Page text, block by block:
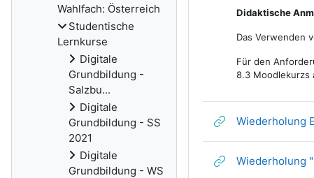
Didaktische
Das Verwenden
Für den
8.3 Moodlekurzs
Wiederholung
Wiederholung
Wahlfach: Österreich
Studentische
Lernkurse
Digitale
Grundbildung -
Salzbu...
Digitale
Grundbildung - SS
2021
Digitale
Grundbildung - WS